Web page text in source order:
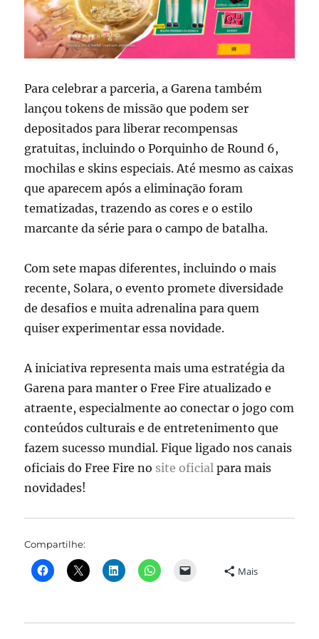
Para celebrar a parceria, a Garena também
lançou tokens de missão que podem ser
depositados para liberar recompensas
gratuitas, incluindo o Porquinho de Round 6,
mochilas e skins especiais. Até mesmo as caixas
que aparecem após a eliminação foram
tematizadas, trazendo as cores e o estilo
marcante da série para o campo de batalha.
Com sete mapas diferentes, incluindo o mais
recente, Solara, o evento promete diversidade
de desafios e muita adrenalina para quem
quiser experimentar essa novidade.
A iniciativa representa mais uma estratégia da
Garena para manter o Free Fire atualizado e
atraente, especialmente ao conectar o jogo com
conteúdos culturais e de entretenimento que
fazem sucesso mundial. Fique ligado nos canais
oficiais do Free Fire no site oficial para mais
novidades!
Compartilhe:
Mais